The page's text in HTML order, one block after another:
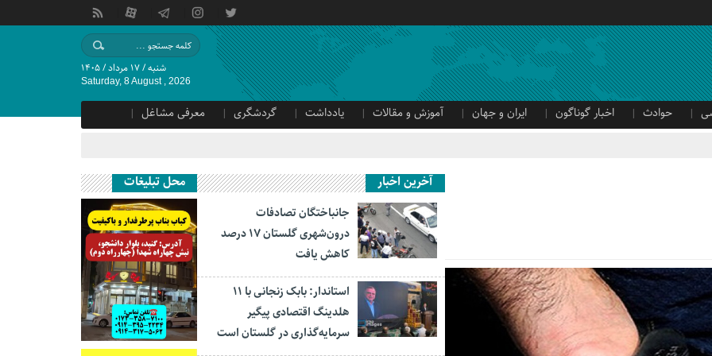
شنبه / ۱۷ مرداد / ۱۴۰۵
Saturday, 8 August , 2026
حوادث اخبار گوناگون ایران و جهان آموزش و مقالات یادداشت گردشگری
معرفی مشاغل
آخرین اخبار
جانباختگان تصادفات
درون‌شهری گلستان ۱۷ درصد
کاهش یافت
استاندار: بابک زنجانی با ۱۱
هلدینگ اقتصادی پیگیر
سرمایه‌گذاری در گلستان است
محل تبلیغات